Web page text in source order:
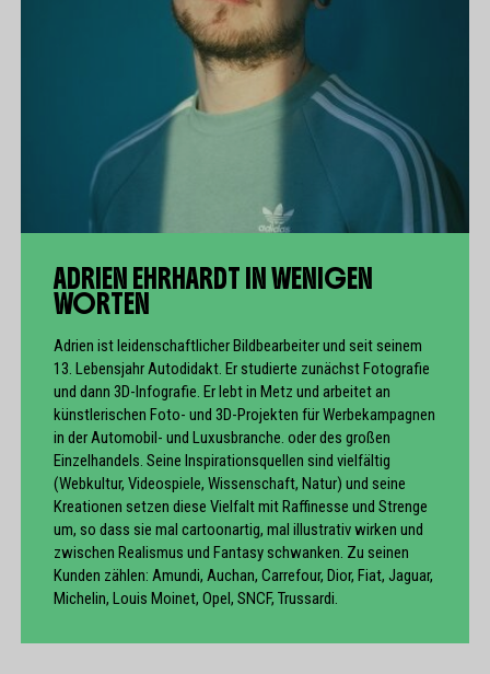
ADRIEN EHRHARDT IN WENIGEN
WORTEN
Adrien ist leidenschaftlicher Bildbearbeiter und seit seinem
13. Lebensjahr Autodidakt. Er studierte zunächst Fotografie
und dann 3D-Infografie. Er lebt in Metz und arbeitet an
künstlerischen Foto- und 3D-Projekten für Werbekampagnen
in der Automobil- und Luxusbranche. oder des großen
Einzelhandels. Seine Inspirationsquellen sind vielfältig
(Webkultur, Videospiele, Wissenschaft, Natur) und seine
Kreationen setzen diese Vielfalt mit Raffinesse und Strenge
um, so dass sie mal cartoonartig, mal illustrativ wirken und
zwischen Realismus und Fantasy schwanken. Zu seinen
Kunden zählen: Amundi, Auchan, Carrefour, Dior, Fiat, Jaguar,
Michelin, Louis Moinet, Opel, SNCF, Trussardi.